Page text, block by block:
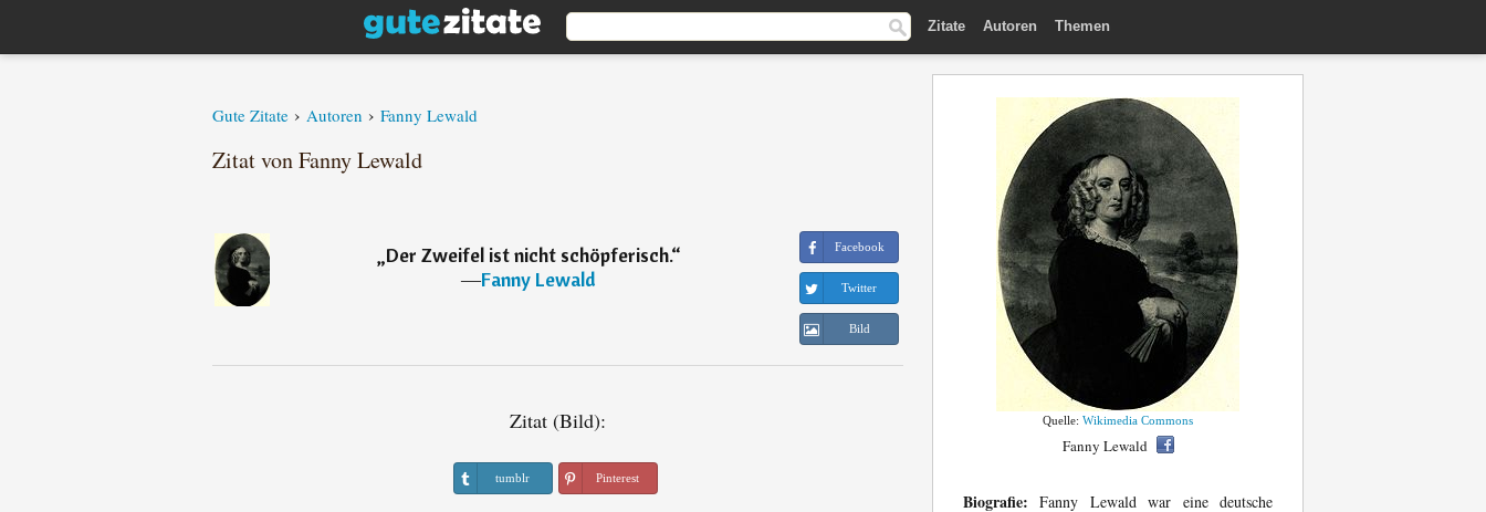
Zitate Autoren Themen
Gute Zitate › Autoren › Fanny Lewald
Zitat von Fanny Lewald
„Der Zweifel ist nicht schöpferisch.“
―Fanny Lewald
Facebook
Twitter
Bild
Zitat (Bild):
tumblr Pinterest
Quelle: Wikimedia Commons
Fanny Lewald
Biografie: Fanny Lewald war eine deutsche